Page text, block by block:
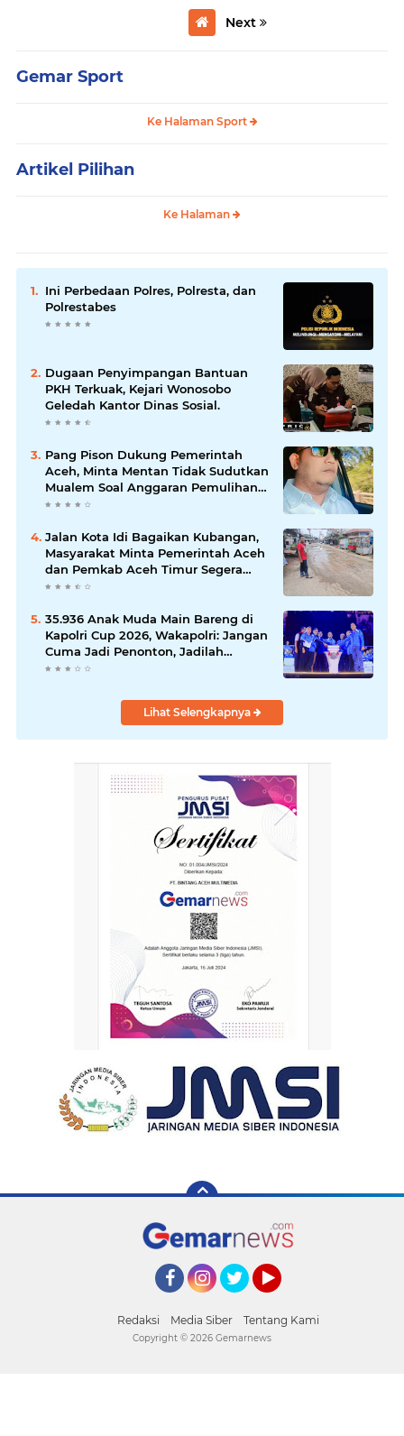
Next
Gemar Sport
Ke Halaman Sport
Artikel Pilihan
Ke Halaman
Ini Perbedaan Polres, Polresta, dan
Polrestabes
Dugaan Penyimpangan Bantuan
PKH Terkuak, Kejari Wonosobo
Geledah Kantor Dinas Sosial.
Pang Pison Dukung Pemerintah
Aceh, Minta Mentan Tidak Sudutkan
Mualem Soal Anggaran Pemulihan
Pertanian
Jalan Kota Idi Bagaikan Kubangan,
Masyarakat Minta Pemerintah Aceh
dan Pemkab Aceh Timur Segera
Perbaiki
35.936 Anak Muda Main Bareng di
Kapolri Cup 2026, Wakapolri: Jangan
Cuma Jadi Penonton, Jadilah
Talenta Digital.
Lihat Selengkapnya
Redaksi Media Siber Tentang Kami
Copyright © 2026 Gemarnews